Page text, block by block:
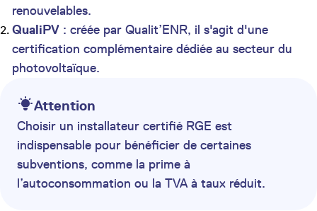
renouvelables.
QualiPV : créée par Qualit’ENR, il s'agit d'une
certification complémentaire dédiée au secteur du
photovoltaïque.
Attention
Choisir un installateur certifié RGE est
indispensable pour bénéficier de certaines
subventions, comme la prime à
l’autoconsommation ou la TVA à taux réduit.